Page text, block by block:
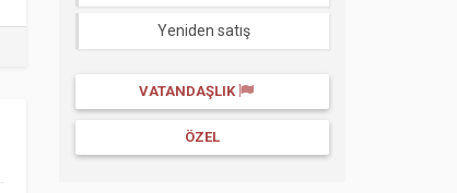
Yeniden satış
VATANDAŞLIK
ÖZEL